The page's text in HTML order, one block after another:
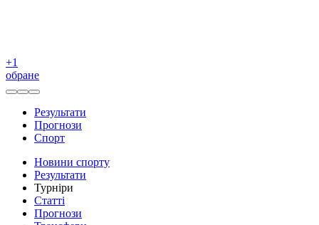
+1
обране
Результати
Прогнози
Спорт
Новини спорту
Результати
Турніри
Статті
Прогнози